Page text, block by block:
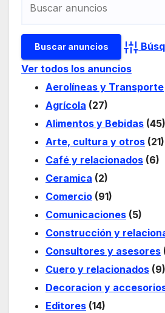
Ver todos los anuncios
Aerolíneas y Transporte
Agrícola (27)
Alimentos y Bebidas (45)
Arte, cultura y otros (21)
Café y relacionados (6)
Ceramica (2)
Comercio (91)
Comunicaciones (5)
Construcción y
Consultores y asesores
Cuero y relacionados (9)
Decoracion y
Editores (14)